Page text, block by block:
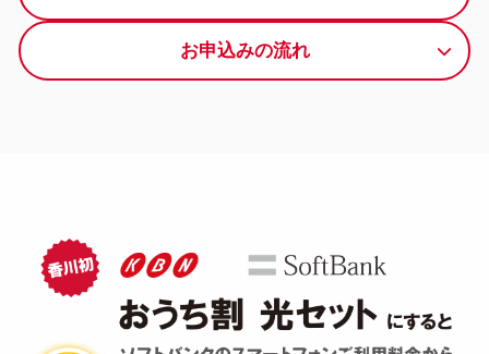
お申込みの流れ